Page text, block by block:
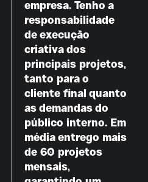
empresa. Tenho a
responsabilidade
de execução
criativa dos
principais projetos,
tanto para o
cliente final quanto
as demandas do
público interno. Em
média entrego mais
de 60 projetos
mensais,